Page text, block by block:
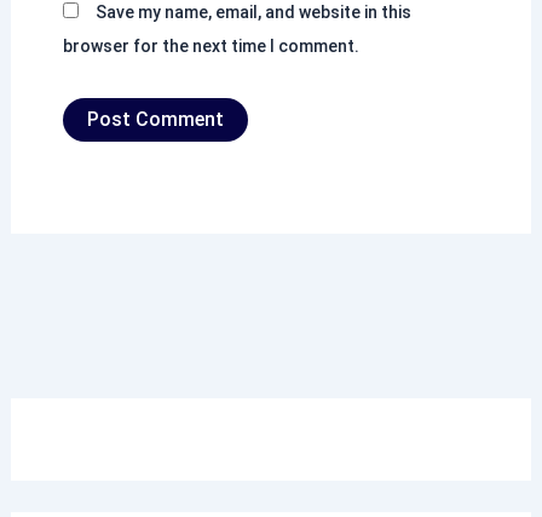
Save my name, email, and website in this
browser for the next time I comment.